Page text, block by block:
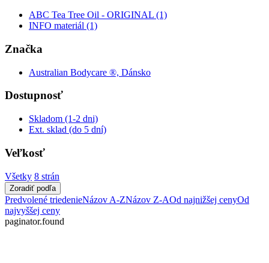
ABC Tea Tree Oil - ORIGINAL (1)
INFO materiál (1)
Značka
Australian Bodycare ®, Dánsko
Dostupnosť
Skladom (1-2 dni)
Ext. sklad (do 5 dní)
Veľkosť
Všetky 8 strán
Zoradiť podľa
Predvolené triedenieNázov A-ZNázov Z-AOd najnižšej cenyOd
najvyššej ceny
paginator.found